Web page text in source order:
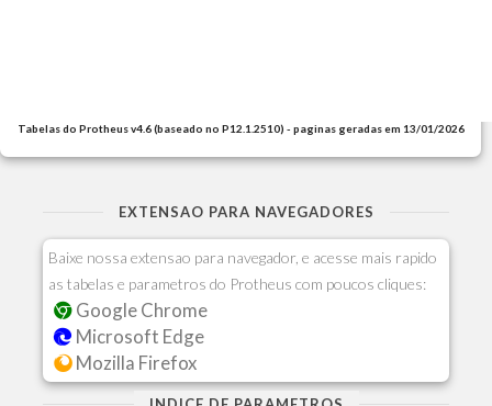
Tabelas do Protheus v4.6 (baseado no P12.1.2510) - paginas geradas em 13/01/2026
EXTENSAO PARA NAVEGADORES
Baixe nossa extensao para navegador, e acesse mais rapido
as tabelas e parametros do Protheus com poucos cliques:
Google Chrome
Microsoft Edge
Mozilla Firefox